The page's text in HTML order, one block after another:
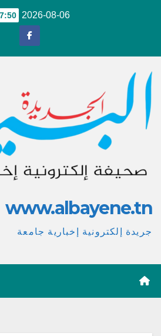
2026-08-06
www.albayene.tn
جريدة إلكترونية إخبارية جامعة